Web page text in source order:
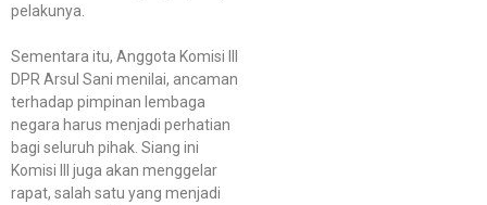
pelakunya.
Sementara itu, Anggota Komisi III
DPR Arsul Sani menilai, ancaman
terhadap pimpinan lembaga
negara harus menjadi perhatian
bagi seluruh pihak. Siang ini
Komisi III juga akan menggelar
rapat, salah satu yang menjadi